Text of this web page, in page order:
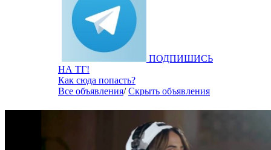
ПОДПИШИСЬ
НА ТГ!
Как сюда попасть?
Все объявления/Скрыть объявления